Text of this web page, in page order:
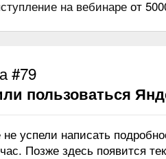
на вебинаре от
#79
пользоваться
успели написать
Позже здесь появится